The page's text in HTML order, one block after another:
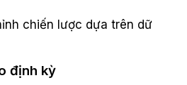
chiến lược dựa trên dữ
định kỳ